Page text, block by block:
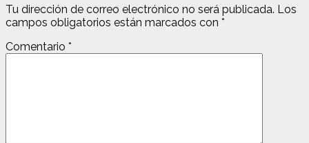
Tu dirección de correo electrónico no será publicada. Los
campos obligatorios están marcados con *
Comentario *